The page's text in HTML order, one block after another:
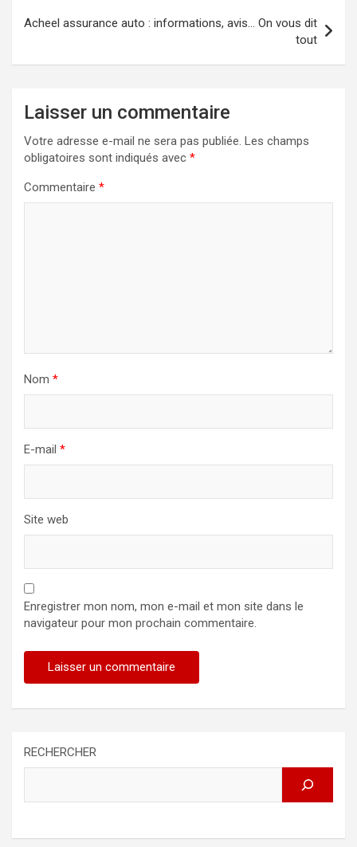
l’article
Acheel assurance auto : informations, avis… On vous dit
tout
Laisser un commentaire
Votre adresse e-mail ne sera pas publiée. Les champs
obligatoires sont indiqués avec *
Commentaire *
Nom *
E-mail *
Site web
Enregistrer mon nom, mon e-mail et mon site dans le
navigateur pour mon prochain commentaire.
RECHERCHER